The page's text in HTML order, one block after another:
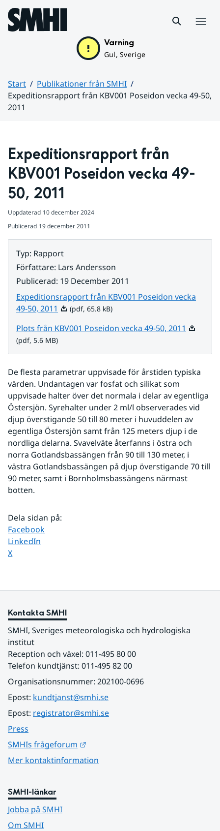
Hoppa till sidans innehåll
Varning
Gul, Sverige
Start
Publikationer från SMHI
Expeditionsrapport från KBV001 Poseidon vecka 49-50,
2011
Expeditionsrapport från
KBV001 Poseidon vecka 49-
50, 2011
Uppdaterad 10 december 2024
Publicerad 19 december 2011
Typ: Rapport
Författare: Lars Andersson
Publicerad: 19 December 2011
Expeditionsrapport från KBV001 Poseidon vecka
49-50, 2011 Pdf, 65.8 kB.
(pdf, 65.8 kB)
Plots från KBV001 Poseidon vecka 49-50, 2011 Pdf, 5.6
(pdf, 5.6 MB)
De flesta parametrar uppvisade för årstiden typiska
värden. Undantagen var fosfat och silikat som
uppvisade halter över det normala i delar av egentliga
Östersjön. Syrehalter under 2 ml/l observerades vid
djup överstigande 50 till 80 meter i huvuddelen av
egentliga Östersjön samt från 125 meters djup i de
nordliga delarna. Svavelväte återfanns i östra och
norra Gotlandsbassängen från 90 till 130 meter, i
västra Gotlandsbassängen på djup överstigande 70 till
90 meter, samt i Bornholmsbassängens närmast
botten.
Dela sidan på:
Dela sidan på
Facebook
Dela sidan på
LinkedIn
Dela sidan på
X
Kontakta SMHI
SMHI, Sveriges meteorologiska och hydrologiska
institut
Reception och växel: 011-495 80 00
Telefon kundtjänst: 011-495 82 00
Organisationsnummer: 202100-0696
Epost: kundtjanst@smhi.se
Epost: registrator@smhi.se
Press
SMHIs frågeforum
Mer kontaktinformation
SMHI-länkar
Jobba på SMHI
Om SMHI